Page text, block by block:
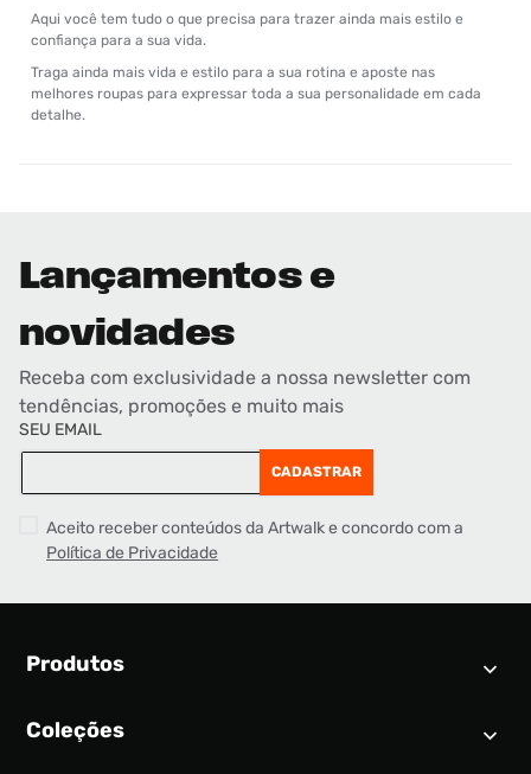
Aqui você tem tudo o que precisa para trazer ainda mais estilo e
confiança para a sua vida.
Traga ainda mais vida e estilo para a sua rotina e aposte nas
melhores roupas para expressar toda a sua personalidade em cada
detalhe.
Lançamentos e
novidades
Receba com exclusividade a nossa newsletter com
tendências, promoções e muito mais
SEU EMAIL
CADASTRAR
Aceito receber conteúdos da Artwalk e concordo com a
Política de Privacidade
Produtos
Calendário SNEAKER
Coleções